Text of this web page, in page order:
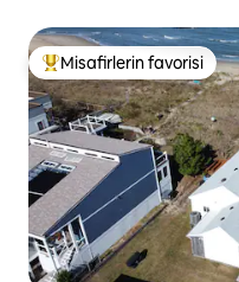
Misafirlerin
Misafirlerin favorisi